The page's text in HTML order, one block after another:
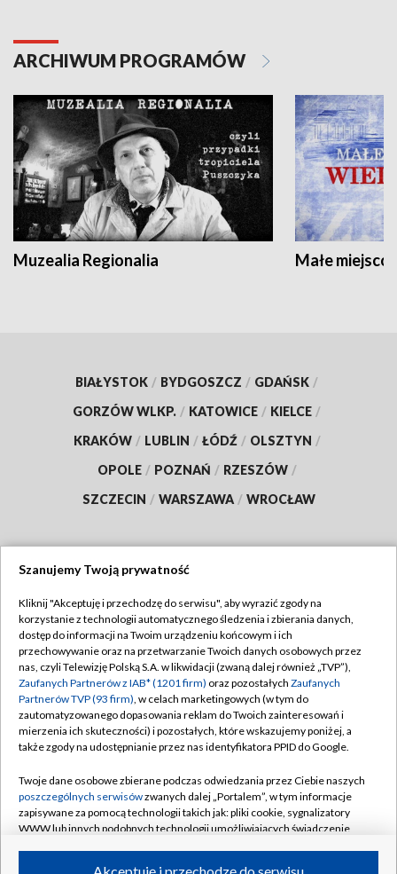
ARCHIWUM PROGRAMÓW
Muzealia Regionalia Małe
BIAŁYSTOK / BYDGOSZCZ / GDAŃSK /
GORZÓW WLKP. / KATOWICE / KIELCE /
KRAKÓW / LUBLIN / ŁÓDŹ / OLSZTYN /
OPOLE / POZNAŃ / RZESZÓW /
SZCZECIN / WARSZAWA / WROCŁAW
TVP
Abonament TVP
Emisja w TVP
Centrum informacji TVP
Naziemna Telewizja Cyfrowa
Rada Programowa
System NOS
Informacje o nadawcy
Regulamin TVP
Polityka prywatności
Moje zgody
Pomoc
Kontakt
Kanały
Szanujemy Twoją prywatność
Kliknij "Akceptuję i przechodzę do serwisu", aby wyrazić zgody na
korzystanie z technologii automatycznego śledzenia i zbierania danych,
dostęp do informacji na Twoim urządzeniu końcowym i ich
przechowywanie oraz na przetwarzanie Twoich danych osobowych przez
nas, czyli Telewizję Polską S.A. w likwidacji (zwaną dalej również „TVP”),
Zaufanych Partnerów z IAB* (1201 firm) oraz pozostałych Zaufanych
Partnerów TVP (93 firm), w celach marketingowych (w tym do
zautomatyzowanego dopasowania reklam do Twoich zainteresowań i
mierzenia ich skuteczności) i pozostałych, które wskazujemy poniżej, a
także zgody na udostępnianie przez nas identyfikatora PPID do Google.
Twoje dane osobowe zbierane podczas odwiedzania przez Ciebie naszych
poszczególnych serwisówzwanych dalej „Portalem”, w tym informacje
zapisywane za pomocą technologii takich jak: pliki cookie, sygnalizatory
WWW lub innych podobnych technologii umożliwiających świadczenie